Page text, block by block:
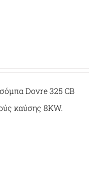
Dovre 325 CB
καύσης 8KW.